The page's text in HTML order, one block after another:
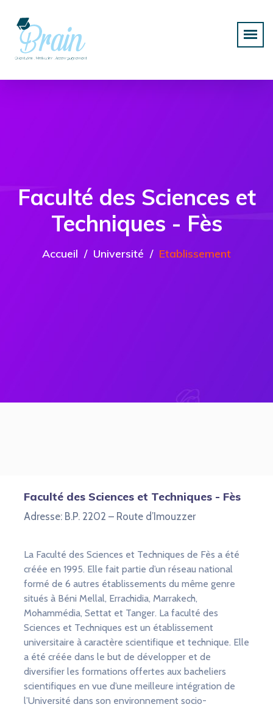
Faculté des Sciences et
Techniques - Fès
Accueil Université Etablissement
Faculté des Sciences et Techniques - Fès
Adresse: B.P. 2202 – Route d’Imouzzer
La Faculté des Sciences et Techniques de Fès a été
créée en 1995. Elle fait partie d’un réseau national
formé de 6 autres établissements du même genre
situés à Béni Mellal, Errachidia, Marrakech,
Mohammédia, Settat et Tanger. La faculté des
Sciences et Techniques est un établissement
universitaire à caractère scientifique et technique. Elle
a été créée dans le but de développer et de
diversifier les formations offertes aux bacheliers
scientifiques en vue d’une meilleure intégration de
l’Université dans son environnement socio-